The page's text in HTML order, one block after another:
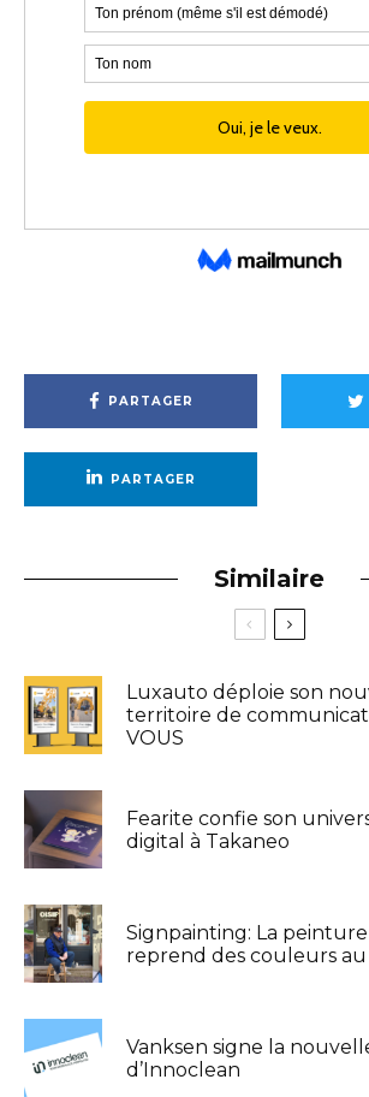
PARTAGER
PARTAGER
Similaire
Luxauto déploie son
territoire de
VOUS
Fearite confie son
digital à Takaneo
Signpainting: La
reprend des couleurs
Vanksen signe la
d’Innoclean